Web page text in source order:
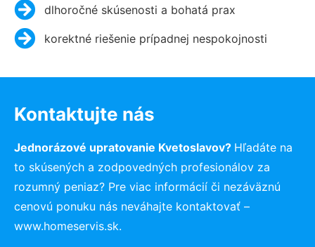
dlhoročné skúsenosti a bohatá prax
korektné riešenie prípadnej nespokojnosti
Kontaktujte nás
Jednorázové upratovanie Kvetoslavov? Hľadáte na
to skúsených a zodpovedných profesionálov za
rozumný peniaz? Pre viac informácií či nezáväznú
cenovú ponuku nás neváhajte kontaktovať –
www.homeservis.sk.